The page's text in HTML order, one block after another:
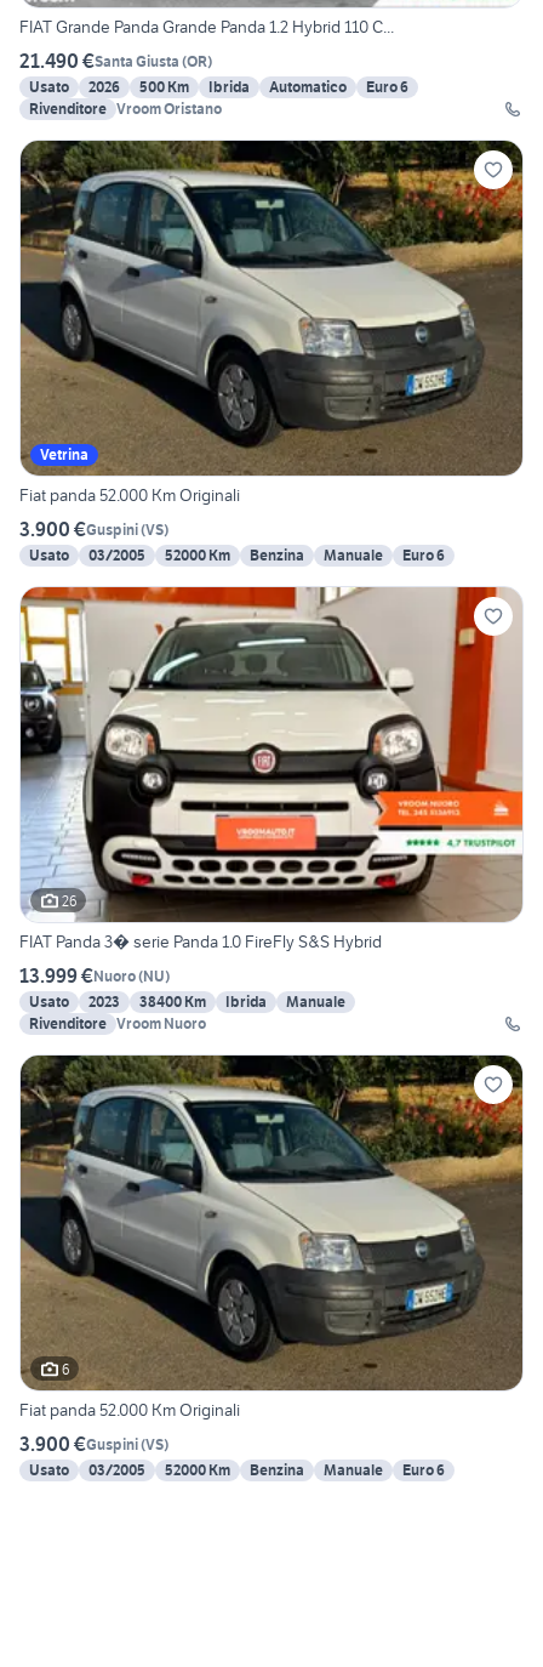
FIAT Grande Panda Grande Panda 1.2 Hybrid 110 C...
21.490 €Santa Giusta (OR)
Usato
2026 500 Km Ibrida Automatico
Euro 6
Rivenditore Vroom Oristano
Vetrina
Fiat panda 52.000 Km Originali
3.900 €Guspini(VS)
Usato
03/2005 52000 Km Benzina Manuale Euro 6
26
FIAT Panda 3� serie Panda 1.0 FireFly S&S Hybrid
13.999 €Nuoro(NU)
Usato
2023 38400 Km Ibrida
Manuale
Rivenditore Vroom Nuoro
6
Fiat panda 52.000 Km Originali
3.900 €Guspini(VS)
Usato
03/2005 52000 Km Benzina Manuale Euro 6